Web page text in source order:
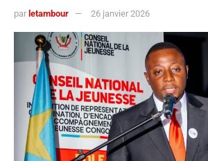
par letambour 26 janvier 2026